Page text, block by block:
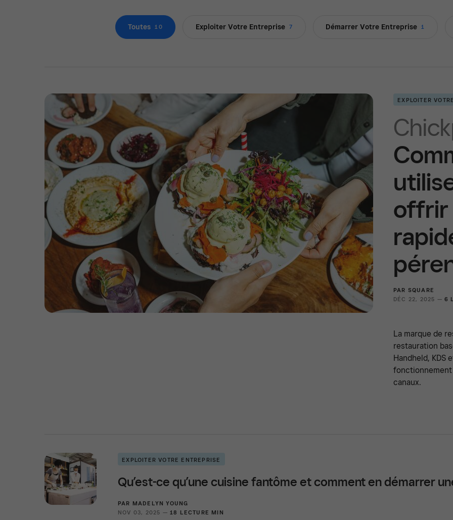
Toutes 10 Exploiter Votre Entreprise 7 Démarrer Votre Entreprise 1
EXPLOITER
offrir
PAR SQUARE
DÉC 22, 2025 — 6
La marque de
restauration
Handheld, KDS
canaux.
EXPLOITER VOTRE ENTREPRISE
Qu’est-ce qu’une cuisine fantôme et comment en démarrer
PAR MADELYN YOUNG
NOV 03, 2025 — 18 LECTURE MIN